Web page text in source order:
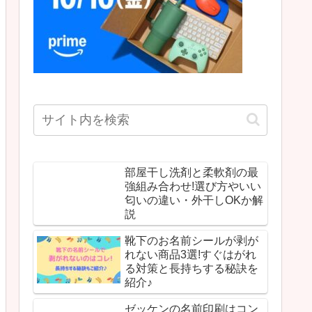
部屋干し洗剤と柔軟剤の最
強組み合わせ!選び方やいい
匂いの違い・外干しOKか解
説
靴下のお名前シールが剥が
れない商品3選!すぐはがれ
る対策と長持ちする秘訣を
紹介♪
ゼッケンの名前印刷はコン